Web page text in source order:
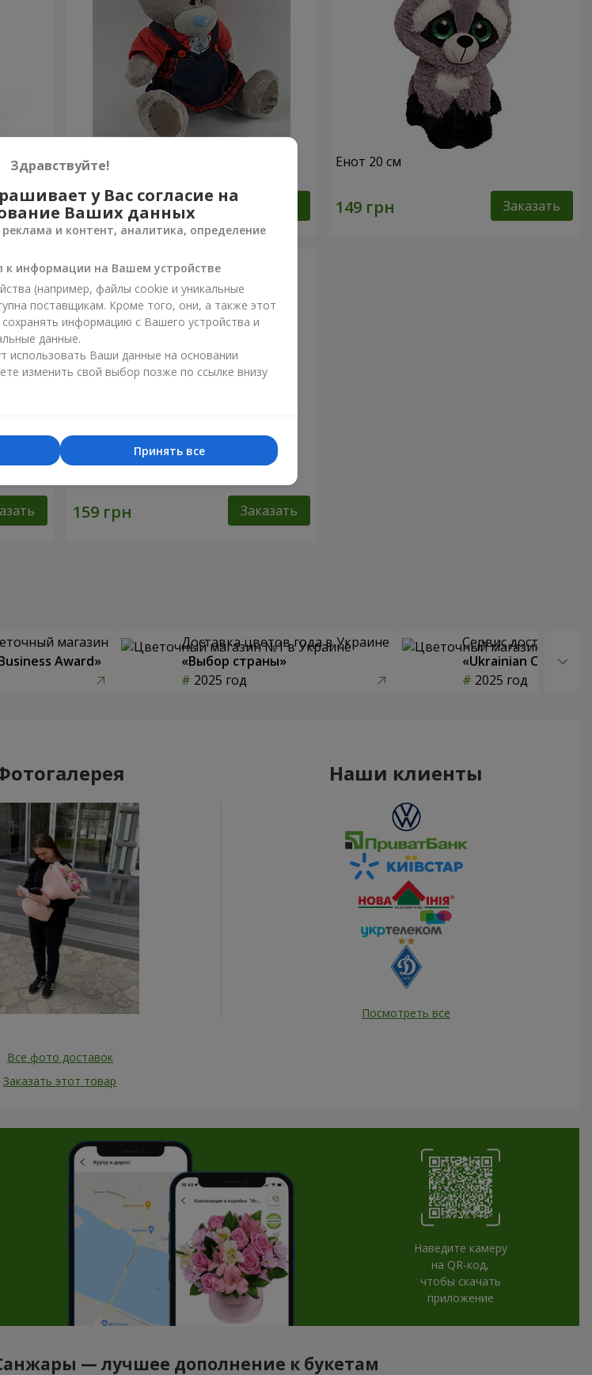
Мишка Тедди (девочка) 20 см Енот 20 см
Заказать
Мишка (бежевый) 40 см
Заказать
магазин
Award»
Доставка цветов года в Украине
«Выбор страны»
2025 год
Сервис доставки
«Ukrainian Choice»
2025 год
Все фото доставок
Заказать этот товар
Наши клиенты
Посмотреть все
Наведите камеру
на QR-код,
чтобы скачать
приложение
— лучшее дополнение к букетам
Здравствуйте!
у Вас согласие на
Ваших данных
и контент, аналитика, определение
к информации на Вашем устройстве
(например, файлы cookie и уникальные
поставщикам. Кроме того, они, а также этот
информацию с Вашего устройства и
данные.
использовать Ваши данные на основании
изменить свой выбор позже по ссылке внизу
Принять все